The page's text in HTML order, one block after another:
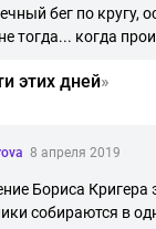
бег по кругу,
тогда... когда
этих дней»
8 апреля 2019
Бориса
собираются в